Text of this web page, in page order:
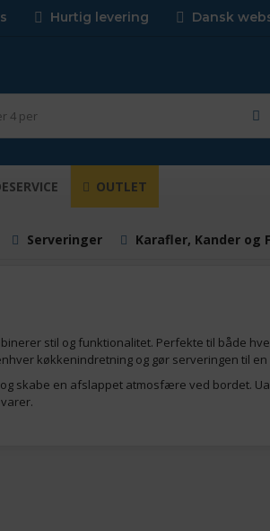
Hurtig levering Dansk
OUTLET
Serveringer Karafler, Kander og
stil og funktionalitet. Perfekte til både
køkkenindretning og gør serveringen til en
skabe en afslappet atmosfære ved bordet.